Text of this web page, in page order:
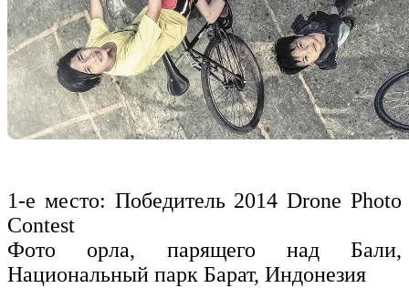
1-е место: Победитель 2014 Drone Photo
Contest
Фото
орла, парящего над
Бали,
Национальный парк Барат, Индонезия